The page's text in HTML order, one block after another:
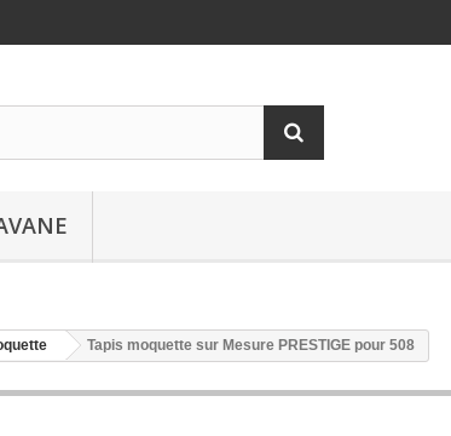
Tapis moquette sur Mesure PRESTIGE pour 508